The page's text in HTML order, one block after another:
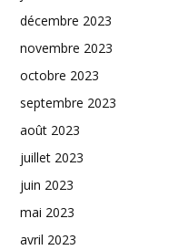
décembre 2023
novembre 2023
octobre 2023
septembre 2023
août 2023
juillet 2023
juin 2023
mai 2023
avril 2023